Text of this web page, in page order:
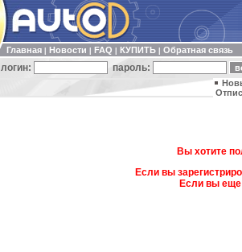
Главная Новости FAQ КУПИТЬ Обратная связь
логин: пароль:
Вы хотите
Если вы
Если вы еще